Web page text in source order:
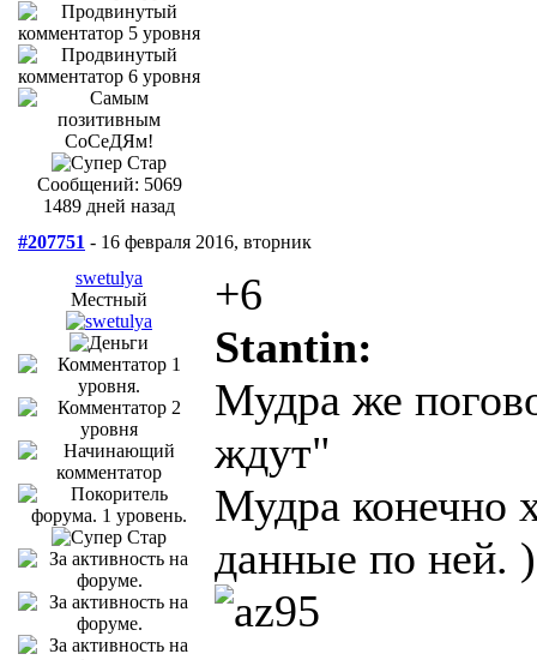
Сообщений: 5069
1489 дней назад
#207751 - 16 февраля 2016, вторник
swetulya
Местный
+6
Stantin:
Мудра же
ждут"
Мудра конечно
данные по ней.